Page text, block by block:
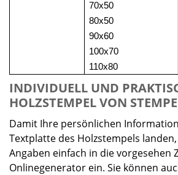
70x50
80x50
90x60
100x70
110x80
INDIVIDUELL UND
HOLZSTEMPEL VON
Damit Ihre persönlichen
Textplatte des Holzstempels
Angaben einfach in die vorgesehen
Onlinegenerator ein. Sie können